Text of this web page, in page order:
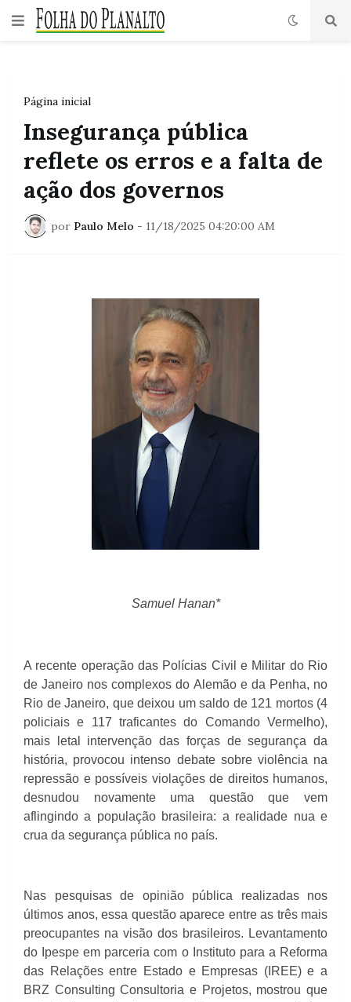
Página inicial
Insegurança pública
reflete os erros e a falta de
ação dos governos
por Paulo Melo - 11/18/2025 04:20:00 AM
Samuel Hanan*
A recente operação das Polícias Civil e Militar do Rio
de Janeiro nos complexos do Alemão e da Penha, no
Rio de Janeiro, que deixou um saldo de 121 mortos (4
policiais e 117 traficantes do Comando Vermelho),
mais letal intervenção das forças de segurança da
história, provocou intenso debate sobre violência na
repressão e possíveis violações de direitos humanos,
desnudou novamente uma questão que vem
aflingindo a população brasileira: a realidade nua e
crua da segurança pública no país.
Nas pesquisas de opinião pública realizadas nos
últimos anos, essa questão aparece entre as três mais
preocupantes na visão dos brasileiros. Levantamento
do Ipespe em parceria com o Instituto para a Reforma
das Relações entre Estado e Empresas (IREE) e a
BRZ Consulting Consultoria e Projetos, mostrou que